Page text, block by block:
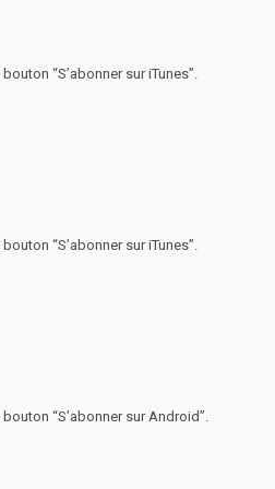
“S’abonner sur iTunes”.
“S’abonner sur iTunes”.
“S’abonner sur Android”.